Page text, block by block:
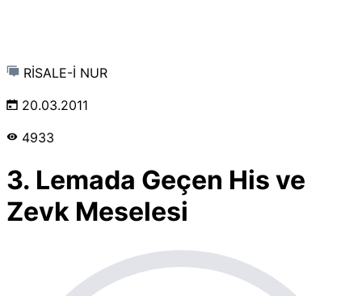
RİSALE-İ NUR
20.03.2011
4933
3. Lemada Geçen His ve
Zevk Meselesi